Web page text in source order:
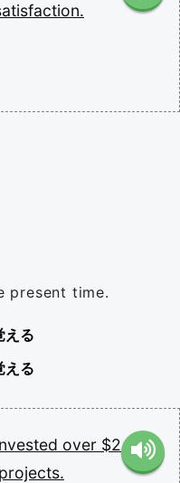
present time.
える
える
over $2
projects.